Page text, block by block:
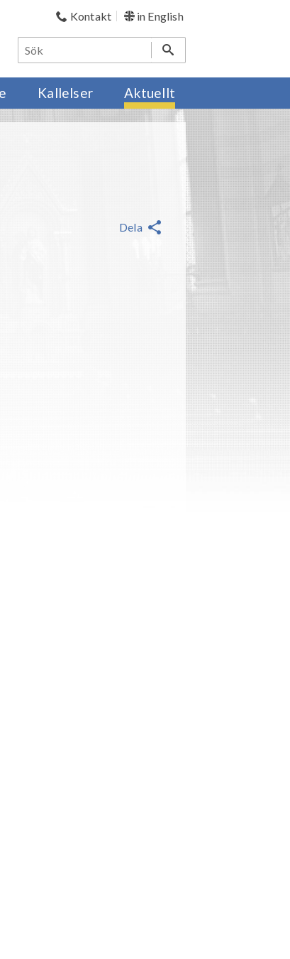
Kontakt in English
Kallelser Aktuellt
Dela